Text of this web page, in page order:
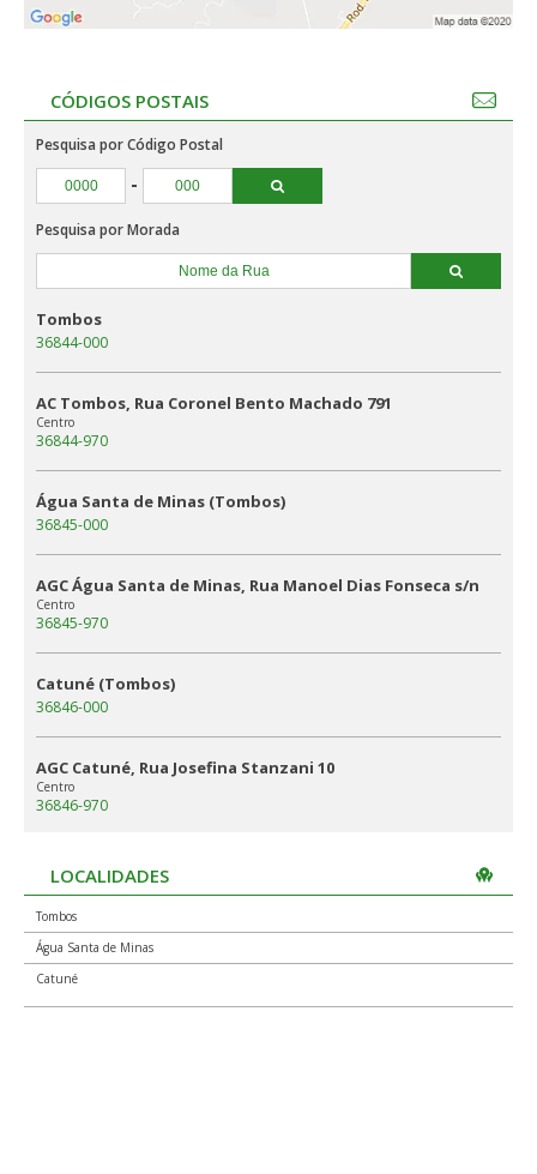
CÓDIGOS POSTAIS
Pesquisa por Código Postal
-
Pesquisa por Morada
Tombos
36844-000
AC Tombos, Rua Coronel Bento Machado 791
Centro
36844-970
Água Santa de Minas (Tombos)
36845-000
AGC Água Santa de Minas, Rua Manoel Dias Fonseca s/n
Centro
36845-970
Catuné (Tombos)
36846-000
AGC Catuné, Rua Josefina Stanzani 10
Centro
36846-970
LOCALIDADES
Tombos
Água Santa de Minas
Catuné